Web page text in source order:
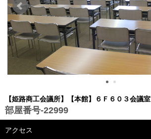
【姫路商工会議所】【本館】６Ｆ６０３会議室
部屋番号-22999
アクセス